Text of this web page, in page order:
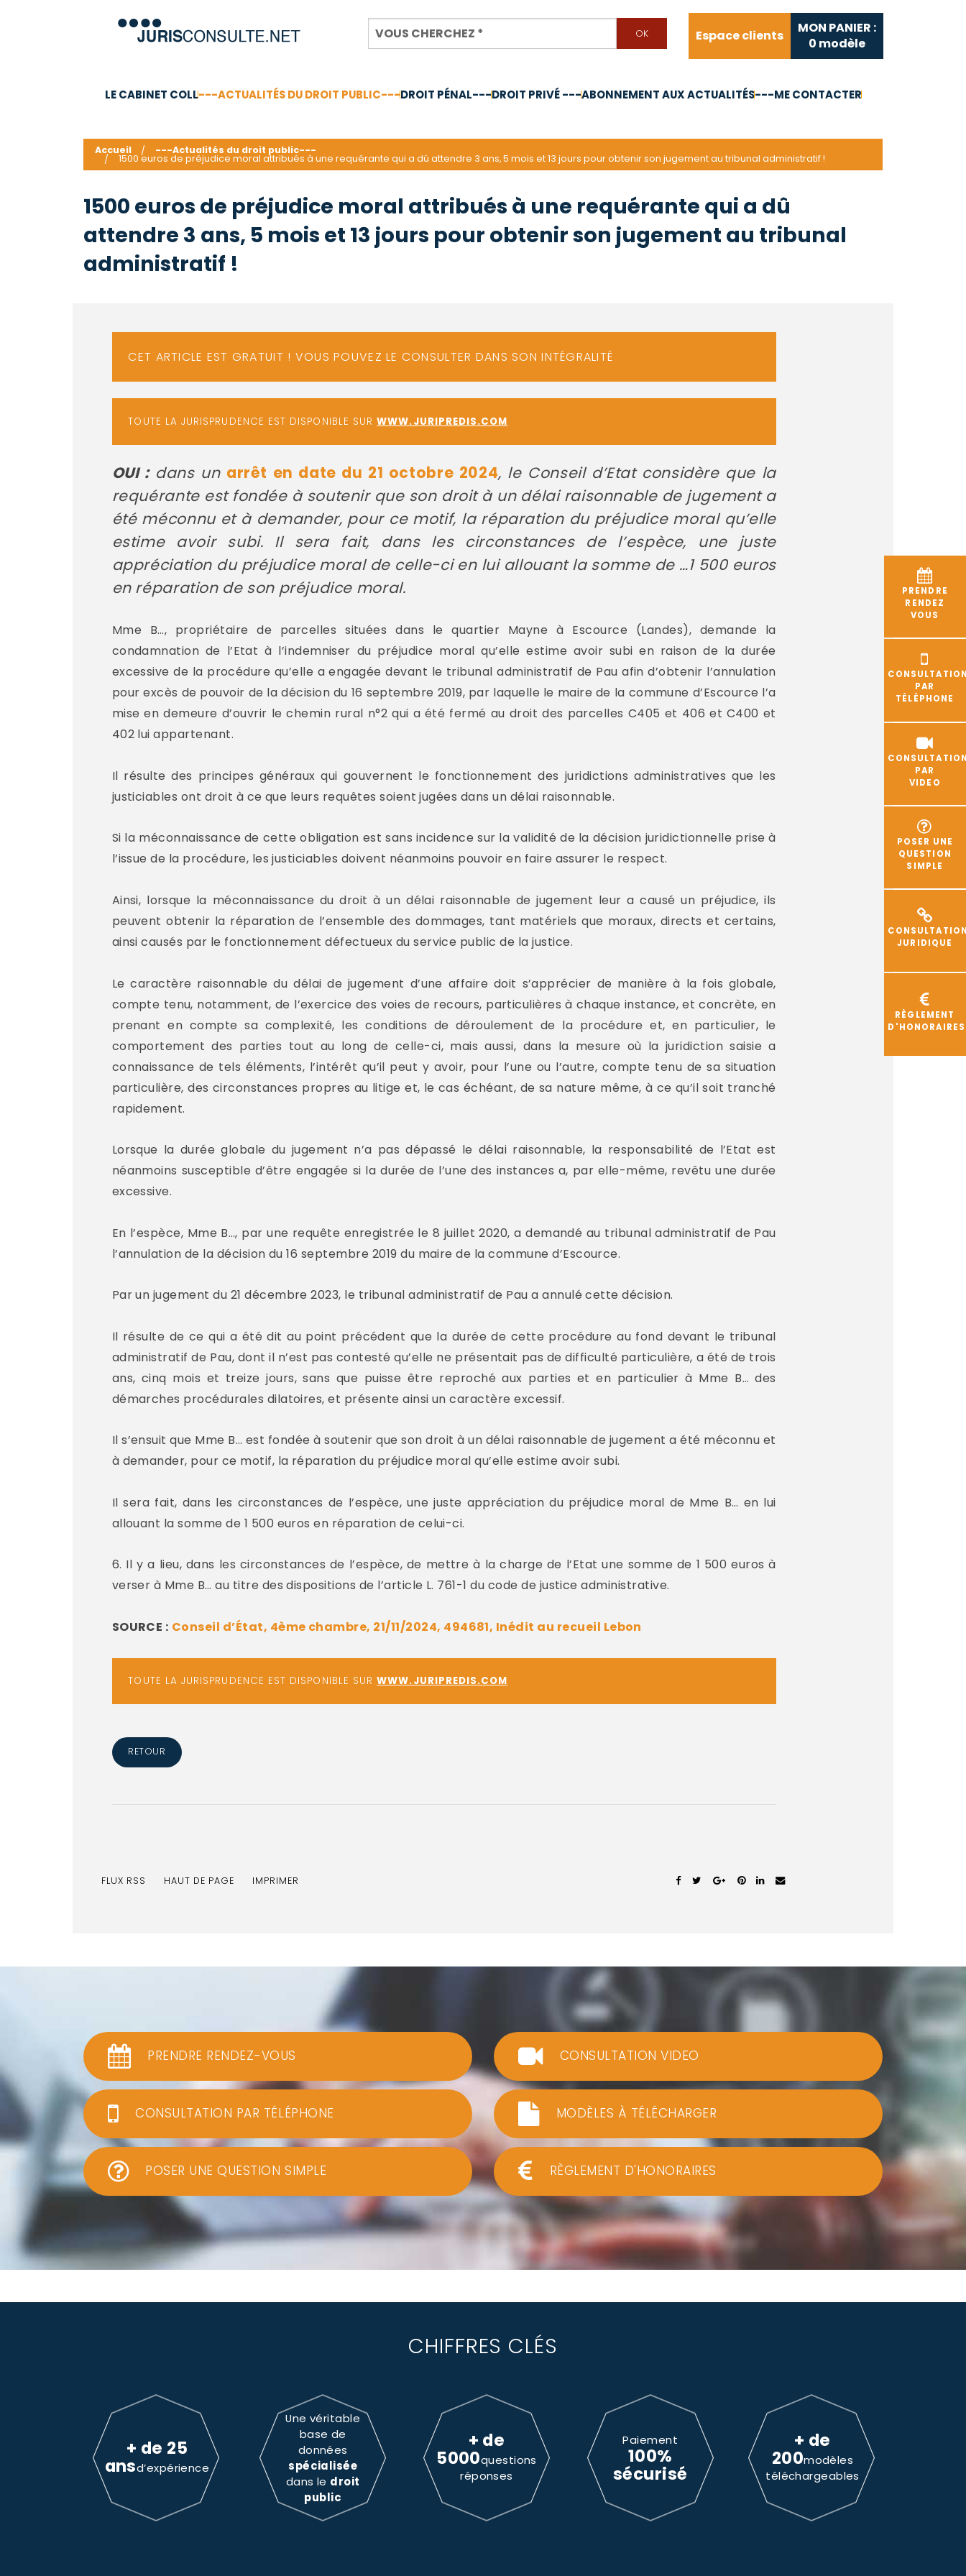
Espace clients
MON PANIER :
0 modèle
LE CABINET COLL---ACTUALITÉS DU DROIT PUBLIC---DROIT PÉNAL---DROIT PRIVÉ ---ABONNEMENT AUX ACTUALITÉS---ME CONTACTER
PRENDRE
RENDEZ
VOUS
PAR
TÉLÉPHONE
PAR
VIDEO
POSER UNE
QUESTION
SIMPLE
JURIDIQUE
RÈGLEMENT
D'HONORAIRES
Accueil ---Actualités du droit public---
1500 euros de préjudice moral attribués à une requérante qui a dû attendre 3 ans, 5 mois et 13 jours pour obtenir son jugement au tribunal administratif !
1500 euros de préjudice moral attribués à une requérante qui a dû
attendre 3 ans, 5 mois et 13 jours pour obtenir son jugement au tribunal
administratif !
CET ARTICLE EST GRATUIT ! VOUS POUVEZ LE CONSULTER DANS SON INTÉGRALITÉ
TOUTE LA JURISPRUDENCE EST DISPONIBLE SURWWW.JURIPREDIS.COM
OUI :dans un arrêt en date du 21 octobre 2024, le Conseil d’Etat considère que la
requérante est fondée à soutenir que son droit à un délai raisonnable de jugement a
été méconnu et à demander, pour ce motif, la réparation du préjudice moral qu’elle
estime avoir subi. Il sera fait, dans les circonstances de l’espèce, une juste
appréciation du préjudice moral de celle-ci en lui allouant la somme de …1 500 euros
en réparation de son préjudice moral.
Mme B…, propriétaire de parcelles situées dans le quartier Mayne à Escource (Landes), demande la
condamnation de l’Etat à l’indemniser du préjudice moral qu’elle estime avoir subi en raison de la durée
excessive de la procédure qu’elle a engagée devant le tribunal administratif de Pau afin d’obtenir l’annulation
pour excès de pouvoir de la décision du 16 septembre 2019, par laquelle le maire de la commune d’Escource l’a
mise en demeure d’ouvrir le chemin rural n°2 qui a été fermé au droit des parcelles C405 et 406 et C400 et
402 lui appartenant.
Il résulte des principes généraux qui gouvernent le fonctionnement des juridictions administratives que les
justiciables ont droit à ce que leurs requêtes soient jugées dans un délai raisonnable.
Si la méconnaissance de cette obligation est sans incidence sur la validité de la décision juridictionnelle prise à
l’issue de la procédure, les justiciables doivent néanmoins pouvoir en faire assurer le respect.
Ainsi, lorsque la méconnaissance du droit à un délai raisonnable de jugement leur a causé un préjudice, ils
peuvent obtenir la réparation de l’ensemble des dommages, tant matériels que moraux, directs et certains,
ainsi causés par le fonctionnement défectueux du service public de la justice.
Le caractère raisonnable du délai de jugement d’une affaire doit s’apprécier de manière à la fois globale,
compte tenu, notamment, de l’exercice des voies de recours, particulières à chaque instance, et concrète, en
prenant en compte sa complexité, les conditions de déroulement de la procédure et, en particulier, le
comportement des parties tout au long de celle-ci, mais aussi, dans la mesure où la juridiction saisie a
connaissance de tels éléments, l’intérêt qu’il peut y avoir, pour l’une ou l’autre, compte tenu de sa situation
particulière, des circonstances propres au litige et, le cas échéant, de sa nature même, à ce qu’il soit tranché
rapidement.
Lorsque la durée globale du jugement n’a pas dépassé le délai raisonnable, la responsabilité de l’Etat est
néanmoins susceptible d’être engagée si la durée de l’une des instances a, par elle-même, revêtu une durée
excessive.
En l’espèce, Mme B…, par une requête enregistrée le 8 juillet 2020, a demandé au tribunal administratif de Pau
l’annulation de la décision du 16 septembre 2019 du maire de la commune d’Escource.
Par un jugement du 21 décembre 2023, le tribunal administratif de Pau a annulé cette décision.
Il résulte de ce qui a été dit au point précédent que la durée de cette procédure au fond devant le tribunal
administratif de Pau, dont il n’est pas contesté qu’elle ne présentait pas de difficulté particulière, a été de trois
ans, cinq mois et treize jours, sans que puisse être reproché aux parties et en particulier à Mme B… des
démarches procédurales dilatoires, et présente ainsi un caractère excessif.
Il s’ensuit que Mme B… est fondée à soutenir que son droit à un délai raisonnable de jugement a été méconnu et
à demander, pour ce motif, la réparation du préjudice moral qu’elle estime avoir subi.
Il sera fait, dans les circonstances de l’espèce, une juste appréciation du préjudice moral de Mme B… en lui
allouant la somme de 1 500 euros en réparation de celui-ci.
6. Il y a lieu, dans les circonstances de l’espèce, de mettre à la charge de l’Etat une somme de 1 500 euros à
verser à Mme B… au titre des dispositions de l’article L. 761-1 du code de justice administrative.
SOURCE : Conseil d’État, 4ème chambre, 21/11/2024, 494681, Inédit au recueil Lebon
TOUTE LA JURISPRUDENCE EST DISPONIBLE SURWWW.JURIPREDIS.COM
RETOUR
FLUX RSS HAUT DE PAGE IMPRIMER
PRENDRE RENDEZ-VOUS
CONSULTATION PAR TÉLÉPHONE
POSER UNE QUESTION SIMPLE
CONSULTATION VIDEO
MODÈLES À TÉLÉCHARGER
RÈGLEMENT D'HONORAIRES
CHIFFRES CLÉS
+ de 25
ansd’expérience
Une véritable
base de
données
spécialisée
dans le droit
public
+ de
5000questions
réponses
Paiement
100%
sécurisé
+ de
200modèles
téléchargeables